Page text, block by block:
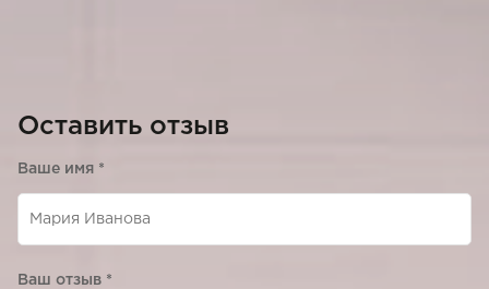
Оставить отзыв
Ваше имя *
Ваш отзыв *